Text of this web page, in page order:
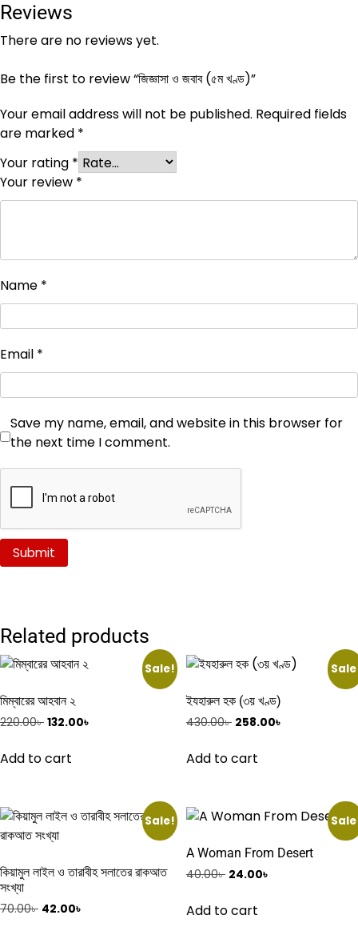
Reviews
There are no reviews yet.
Be the first to review “জিজ্ঞাসা ও জবাব (৫ম খণ্ড)”
Your email address will not be published. Required fields
are marked *
Your rating *
Your review *
Name *
Email *
Save my name, email, and website in this browser for
the next time I comment.
Related products
Sale!
মিম্বারের আহবান ২
220.00৳ Original
was:
132.00৳
Add to cart
ইযহারুল হক (৩য় খণ্ড)
430.00৳ Original
was:
258.00৳
Add to cart
Sale!
কিয়ামুল লাইল ও তারাবীহ সলাতের রাকআত
সংখ্যা
70.00৳ Original
42.00৳
A Woman From Desert
40.00৳ Original
was:
24.00৳
Add to cart